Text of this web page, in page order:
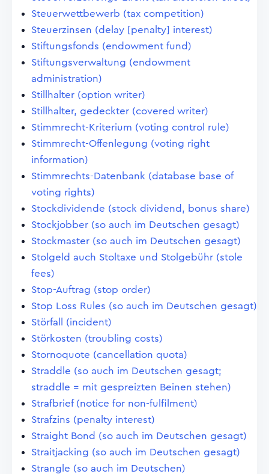
Steuerwettbewerb (tax competition)
Steuerzinsen (delay [penalty] interest)
Stiftungsfonds (endowment fund)
Stiftungsverwaltung (endowment
administration)
Stillhalter (option writer)
Stillhalter, gedeckter (covered writer)
Stimmrecht-Kriterium (voting control rule)
Stimmrecht-Offenlegung (voting right
information)
Stimmrechts-Datenbank (database base of
voting rights)
Stockdividende (stock dividend, bonus share)
Stockjobber (so auch im Deutschen gesagt)
Stockmaster (so auch im Deutschen gesagt)
Stolgeld auch Stoltaxe und Stolgebühr (stole
fees)
Stop-Auftrag (stop order)
Stop Loss Rules (so auch im Deutschen gesagt)
Störfall (incident)
Störkosten (troubling costs)
Stornoquote (cancellation quota)
Straddle (so auch im Deutschen gesagt;
straddle = mit gespreizten Beinen stehen)
Strafbrief (notice for non-fulfilment)
Strafzins (penalty interest)
Straight Bond (so auch im Deutschen gesagt)
Straitjacking (so auch im Deutschen gesagt)
Strangle (so auch im Deutschen)